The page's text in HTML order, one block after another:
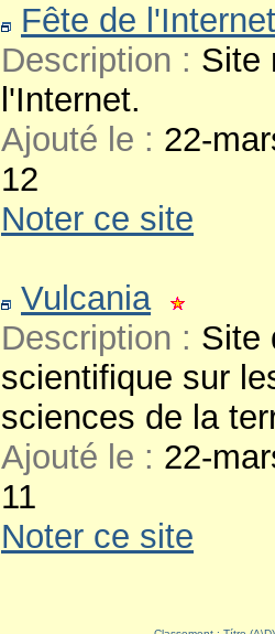
Fête de l'Internet
Description : Site
l'Internet.
Ajouté le : 22-
12
Noter ce site
Vulcania
Description : Site
scientifique sur
sciences de la
Ajouté le : 22-
11
Noter ce site